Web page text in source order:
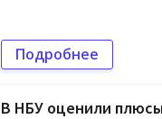
Подробнее
В НБУ оценили